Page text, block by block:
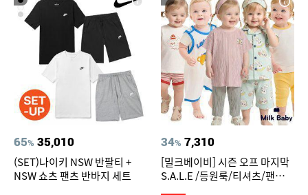
65% 35,010
(SET)나이키 NSW 반팔티 +
NSW 쇼츠 팬츠 반바지 세트
34% 7,310
[밀크베이비] 시즌 오프 마지막
S.A.L.E /등원룩/티셔츠/팬츠/